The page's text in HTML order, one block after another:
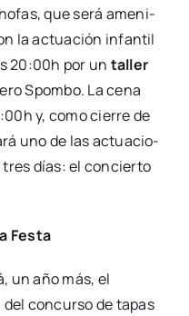
que será ame­ni­
la actua­ción infan­til
20:00h por un taller
Spom­bo. La cena
y, como cie­rre de
uno de las actua­cio­
tres días: el con­cier­to
Fes­ta
un año más, el
con­cur­so de tapas